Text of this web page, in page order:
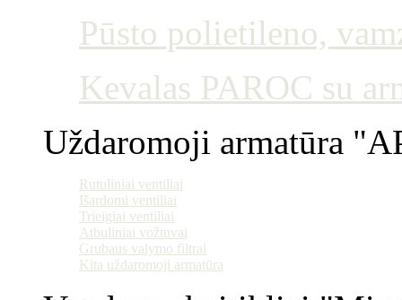
Pūsto polietileno,
Kevalas PAROC su
Uždaromoji armatūra
Rutuliniai ventiliai
Išardomi ventiliai
Trieigiai ventiliai
Atbuliniai vožtuvai
Grubaus valymo filtrai
Kita uždaromoji armatūra